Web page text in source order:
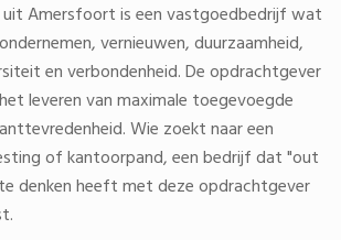
Amersfoort is een vastgoedbedrijf wat
vernieuwen, duurzaamheid,
en verbondenheid. De opdrachtgever
leveren van maximale toegevoegde
Wie zoekt naar een
of kantoorpand, een bedrijf dat "out
denken heeft met deze opdrachtgever